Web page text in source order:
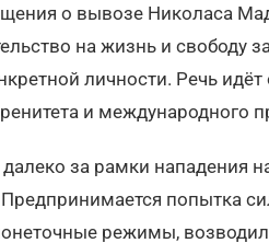
о вывозе Николаса
на жизнь и свободу
личности. Речь
и международного
за рамки нападения
попытка
режимы,